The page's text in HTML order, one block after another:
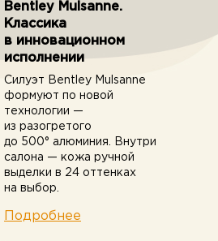
Bentley Mulsanne.
Классика
в инновационном
исполнении
Силуэт Bentley Mulsanne
формуют по новой
технологии —
из разогретого
до 500° алюминия. Внутри
салона — кожа ручной
выделки в 24 оттенках
на выбор.
Подробнее